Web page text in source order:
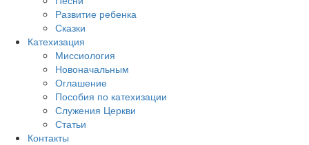
Развитие ребенка
Сказки
Катехизация
Миссиология
Новоначальным
Оглашение
Пособия по катехизации
Служения Церкви
Статьи
Контакты